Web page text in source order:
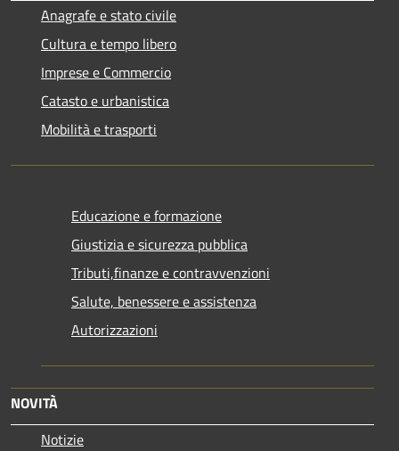
Anagrafe e stato civile
Cultura e tempo libero
Imprese e Commercio
Catasto e urbanistica
Mobilità e trasporti
Educazione e formazione
Giustizia e sicurezza pubblica
Tributi,finanze e contravvenzioni
Salute, benessere e assistenza
Autorizzazioni
NOVITÀ
Notizie